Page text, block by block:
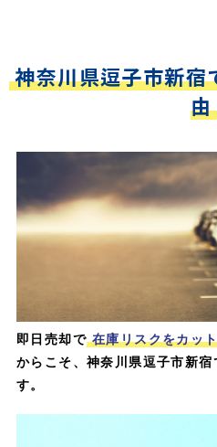
神奈川県逗子市新宿
由
即日売却で 在庫リスクをカッ
からこそ、神奈川県逗子市新
す。